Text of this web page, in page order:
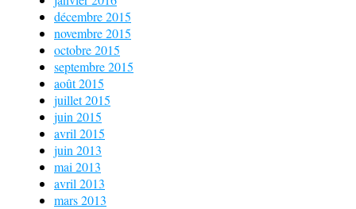
décembre 2015
novembre 2015
octobre 2015
septembre 2015
août 2015
juillet 2015
juin 2015
avril 2015
juin 2013
mai 2013
avril 2013
mars 2013